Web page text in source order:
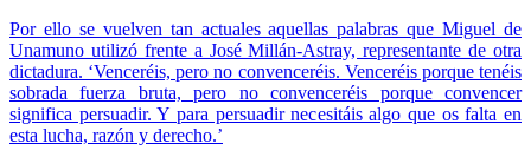
Por ello se vuelven tan actuales aquellas palabras que Miguel de
Unamuno utilizó frente a José Millán-Astray, representante de otra
dictadura. ‘Venceréis, pero no convenceréis. Venceréis porque tenéis
sobrada fuerza bruta, pero no convenceréis porque convencer
significa persuadir. Y para persuadir necesitáis algo que os falta en
esta lucha, razón y derecho.’